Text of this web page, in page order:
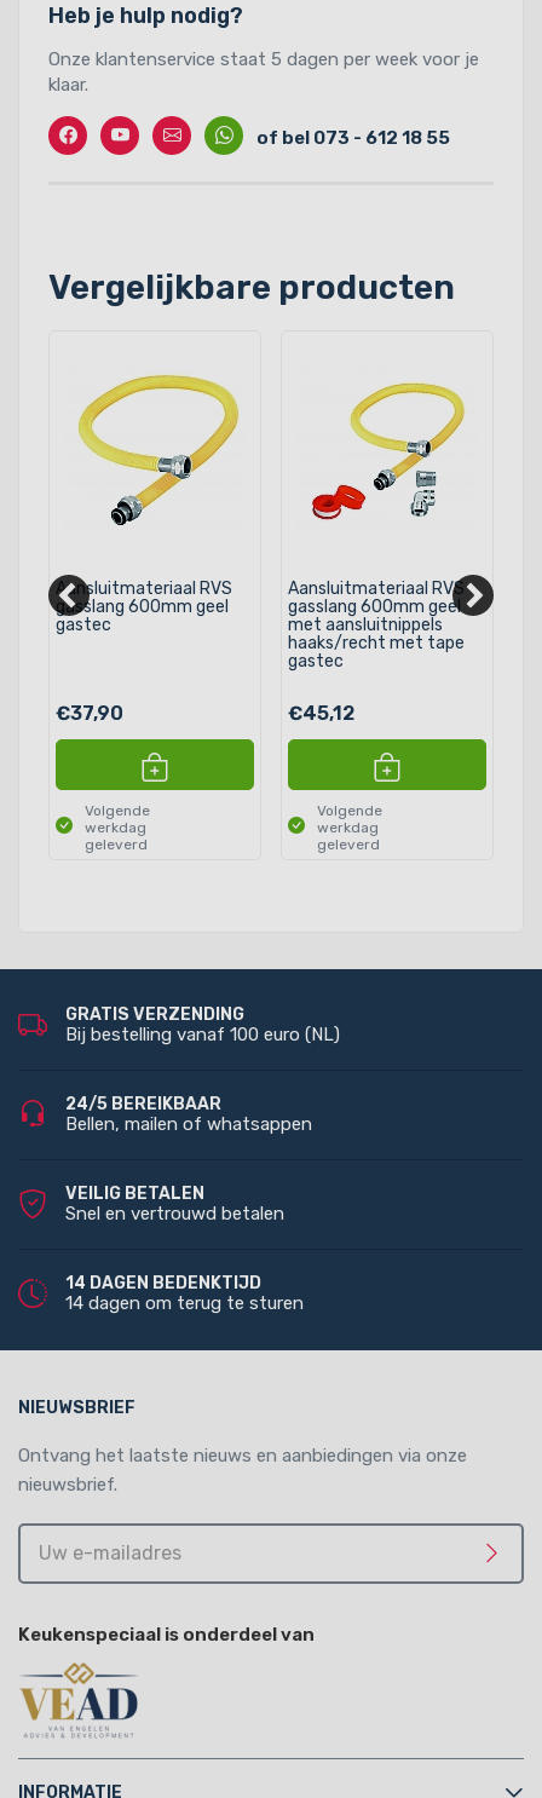
Heb je hulp nodig?
Onze klantenservice staat 5 dagen per week voor je
klaar.
Facebook
TwitterContactWhatssapp
of bel 073 - 612 18 55
Vergelijkbare producten
Aansluitmateriaal RVS
gasslang 600mm geel
gastec
€37,90
Volgende
werkdag
geleverd
Aansluitmateriaal RVS
gasslang 600mm geel
met aansluitnippels
haaks/recht met tape
gastec
€45,12
Volgende
werkdag
geleverd
GRATIS VERZENDING
Bij bestelling vanaf 100 euro (NL)
24/5 BEREIKBAAR
Bellen, mailen of whatsappen
VEILIG BETALEN
Snel en vertrouwd betalen
14 DAGEN BEDENKTIJD
14 dagen om terug te sturen
NIEUWSBRIEF
Ontvang het laatste nieuws en aanbiedingen via onze
nieuwsbrief.
Meld
Keukenspeciaal is onderdeel van
INFORMATIE